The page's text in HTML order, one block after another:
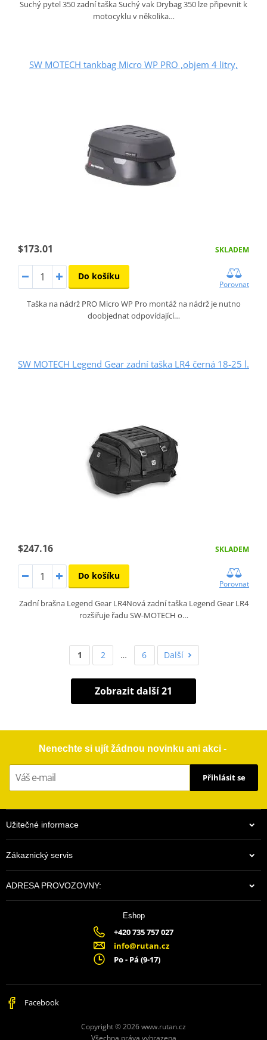
Suchý pytel 350 zadní taška Suchý vak Drybag 350 lze připevnit k
motocyklu v několika…
SW MOTECH tankbag Micro WP PRO ,objem 4 litry,
$173.01 SKLADEM
Do košíku
Porovnat
Taška na nádrž PRO Micro WP Pro montáž na nádrž je nutno
doobjednat odpovídající…
SW MOTECH Legend Gear zadní taška LR4 černá 18-25 l.
$247.16 SKLADEM
Do košíku
Porovnat
Zadní brašna Legend Gear LR4Nová zadní taška Legend Gear LR4
rozšiřuje řadu SW-MOTECH o…
1 2 … 6 Další
Zobrazit další 21
Nenechte si ujít žádnou novinku ani akci -
Přihlásit se
Užitečné informace
Zákaznický servis
ADRESA PROVOZOVNY:
Eshop
+420 735 757 027
info@rutan.cz
Po - Pá (9-17)
Facebook
Copyright © 2026 www.rutan.cz
Všechna práva vyhrazena